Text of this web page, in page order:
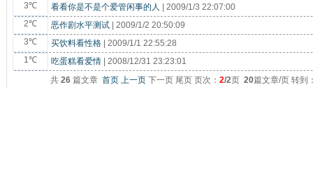
3℃
看看你是不是个爱管闲事的人
| 2009/1/3 22:07:00
2℃
恶作剧水平测试| 2009/1/2 20:50:09
3℃
买饮料看性格| 2009/1/1 22:55:28
1℃
吃蛋糕看爱情| 2008/12/31 23:23:01
共 26篇文章 首页 上一页下一页 尾页 页次： 2/2页 20篇文章/页 转到